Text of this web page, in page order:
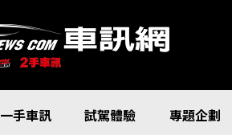
一手車訊 試駕體驗 專題企劃